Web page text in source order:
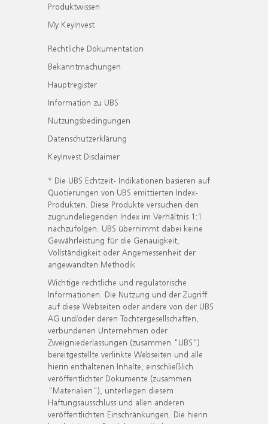
Produktwissen
My KeyInvest
Rechtliche Dokumentation
Bekanntmachungen
Hauptregister
Information zu UBS
Nutzungsbedingungen
Datenschutzerklärung
KeyInvest Disclaimer
* Die UBS Echtzeit- Indikationen basieren auf
Quotierungen von UBS emittierten Index-
Produkten. Diese Produkte versuchen den
zugrundeliegenden Index im Verhältnis 1:1
nachzufolgen. UBS übernimmt dabei keine
Gewährleistung für die Genauigkeit,
Vollständigkeit oder Angemessenheit der
angewandten Methodik.
Wichtige rechtliche und regulatorische
Informationen. Die Nutzung und der Zugriff
auf diese Webseiten oder andere von der UBS
AG und/oder deren Tochtergesellschaften,
verbundenen Unternehmen oder
Zweigniederlassungen (zusammen "UBS")
bereitgestellte verlinkte Webseiten und alle
hierin enthaltenen Inhalte, einschließlich
veröffentlichter Dokumente (zusammen
"Materialien"), unterliegen diesem
Haftungsausschluss und allen anderen
veröffentlichten Einschränkungen. Die hierin